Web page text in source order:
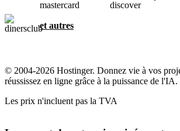
et autres
© 2004-2026 Hostinger. Donnez vie à vos
réussissez en ligne grâce à la puissance de l'IA.
Les prix n'incluent pas la TVA